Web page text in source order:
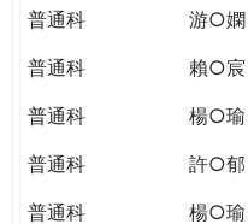
THE
GLOBAL
CITIZENSHIP
普通科
游○嫻
普通科
賴○宸
普通科
楊○瑜
普通科
許○郁
普通科
楊○瑜